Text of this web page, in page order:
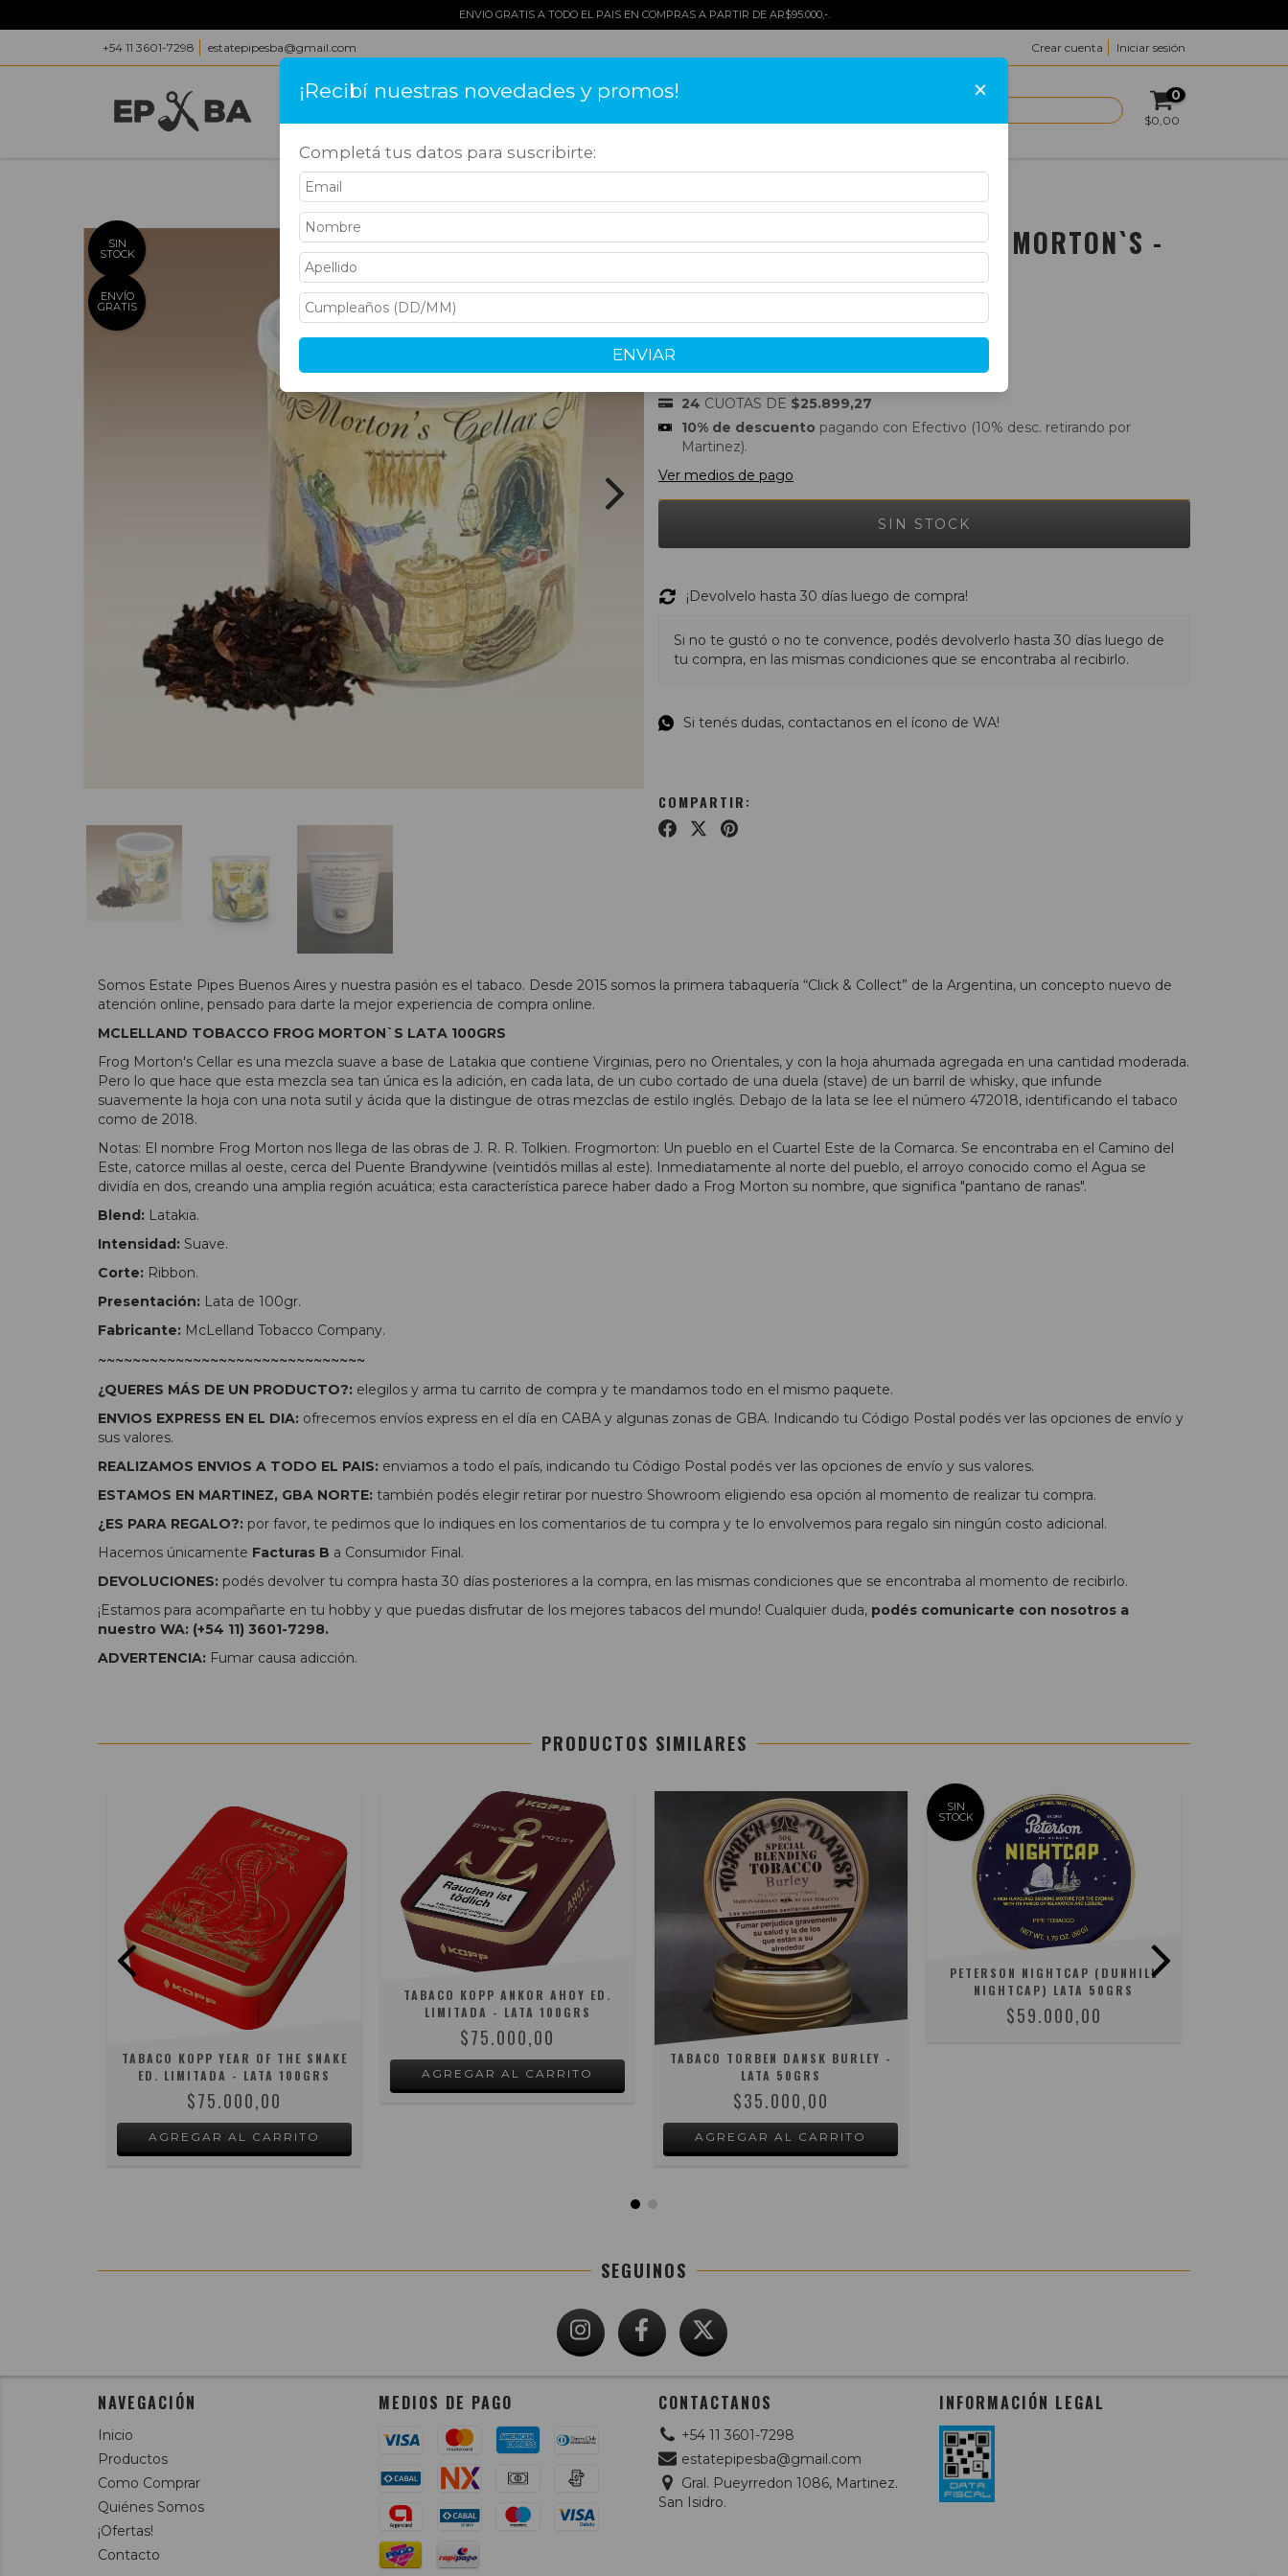
ENVIO GRATIS A TODO EL PAIS EN COMPRAS A PARTIR DE AR$95.000,-.
+54 11 3601-7298 estatepipesba@gmail.com Crear cuenta Iniciar sesión
0
$0,00
SIN
STOCK
ENVÍO
GRATIS
MCLELLAND TOBACCO FROG MORTON`S -
LATA 100GRS
$275.000,00
Precio sin impuestos
24 CUOTAS DE $25.899,27
10% de descuento pagando con Efectivo (10% desc. retirando por
Martinez).
Ver medios de pago
¡Devolvelo hasta 30 días luego de compra!
Si no te gustó o no te convence, podés devolverlo hasta 30 días luego de
tu compra, en las mismas condiciones que se encontraba al recibirlo.
Si tenés dudas, contactanos en el ícono de WA!
COMPARTIR:
Somos Estate Pipes Buenos Aires y nuestra pasión es el tabaco. Desde 2015 somos la primera tabaquería “Click & Collect” de la Argentina, un concepto nuevo de
atención online, pensado para darte la mejor experiencia de compra online.
MCLELLAND TOBACCO FROG MORTON`S LATA 100GRS
Frog Morton's Cellar es una mezcla suave a base de Latakia que contiene Virginias, pero no Orientales, y con la hoja ahumada agregada en una cantidad moderada.
Pero lo que hace que esta mezcla sea tan única es la adición, en cada lata, de un cubo cortado de una duela (stave) de un barril de whisky, que infunde
suavemente la hoja con una nota sutil y ácida que la distingue de otras mezclas de estilo inglés. Debajo de la lata se lee el número 472018, identificando el tabaco
como de 2018.
Notas: El nombre Frog Morton nos llega de las obras de J. R. R. Tolkien. Frogmorton: Un pueblo en el Cuartel Este de la Comarca. Se encontraba en el Camino del
Este, catorce millas al oeste, cerca del Puente Brandywine (veintidós millas al este). Inmediatamente al norte del pueblo, el arroyo conocido como el Agua se
dividía en dos, creando una amplia región acuática; esta característica parece haber dado a Frog Morton su nombre, que significa "pantano de ranas".
Blend: Latakia.
Intensidad: Suave.
Corte: Ribbon.
Presentación: Lata de 100gr.
Fabricante: McLelland Tobacco Company.
~~~~~~~~~~~~~~~~~~~~~~~~~~~~~~~
¿QUERES MÁS DE UN PRODUCTO?: elegilos y arma tu carrito de compra y te mandamos todo en el mismo paquete.
ENVIOS EXPRESS EN EL DIA: ofrecemos envíos express en el día en CABA y algunas zonas de GBA. Indicando tu Código Postal podés ver las opciones de envío y
sus valores.
REALIZAMOS ENVIOS A TODO EL PAIS: enviamos a todo el país, indicando tu Código Postal podés ver las opciones de envío y sus valores.
ESTAMOS EN MARTINEZ, GBA NORTE: también podés elegir retirar por nuestro Showroom eligiendo esa opción al momento de realizar tu compra.
¿ES PARA REGALO?: por favor, te pedimos que lo indiques en los comentarios de tu compra y te lo envolvemos para regalo sin ningún costo adicional.
Hacemos únicamente Facturas B a Consumidor Final.
DEVOLUCIONES: podés devolver tu compra hasta 30 días posteriores a la compra, en las mismas condiciones que se encontraba al momento de recibirlo.
¡Estamos para acompañarte en tu hobby y que puedas disfrutar de los mejores tabacos del mundo! Cualquier duda, podés comunicarte con nosotros a
nuestro WA: (+54 11) 3601-7298.
ADVERTENCIA: Fumar causa adicción.
PRODUCTOS SIMILARES
TABACO KOPP YEAR OF THE SNAKE
ED. LIMITADA - LATA 100GRS
$75.000,00
TABACO KOPP ANKOR AHOY ED.
LIMITADA - LATA 100GRS
$75.000,00
TABACO TORBEN DANSK BURLEY -
LATA 50GRS
$35.000,00
SIN
STOCK
PETERSON NIGHTCAP (DUNHILL
NIGHTCAP) LATA 50GRS
$59.000,00
SEGUINOS
NAVEGACIÓN
Inicio
Productos
Como Comprar
Quiénes Somos
¡Ofertas!
Contacto
MEDIOS DE PAGO CONTACTANOS
+54 11 3601-7298
estatepipesba@gmail.com
Gral. Pueyrredon 1086, Martinez.
San Isidro.
INFORMACIÓN LEGAL
¡Recibí nuestras novedades y promos! ×
Completá tus datos para suscribirte:
ENVIAR